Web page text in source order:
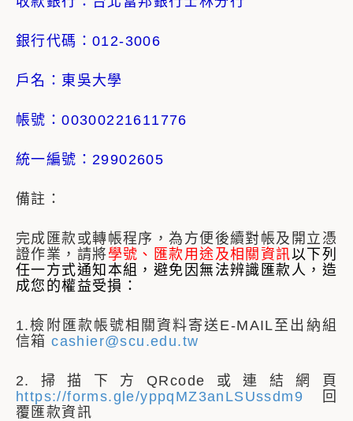
銀行代碼：012-3006
戶名：東吳大學
帳號：00300221611776
統一編號：29902605
備註：
完成匯款或轉帳程序，為方便後續對帳及開立憑
證作業，請將學號、匯款用途及相關資訊以下列
任一方式通知本組， 避免因無法辨識匯款人，造
成您的權益受損：
1.檢附匯款帳號相關資料寄送E-MAIL至出納組
信箱cashier@scu.edu.tw
2.掃描下方QRcode或連結網頁
https://forms.gle/yppqMZ3anLSUssdm9 回
覆匯款資訊